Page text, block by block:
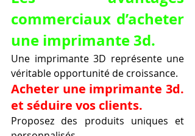
commerciaux d’acheter
une imprimante 3d.
Une imprimante 3D représente une
véritable opportunité de croissance.
Acheter une imprimante 3d.
et séduire vos clients.
Proposez des produits uniques et